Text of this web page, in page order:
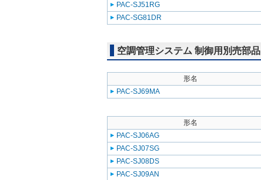
PAC-SJ51RG
PAC-SG81DR
空調管理システム 制御用別売部品
形名
PAC-SJ69MA
形名
PAC-SJ06AG
PAC-SJ07SG
PAC-SJ08DS
PAC-SJ09AN